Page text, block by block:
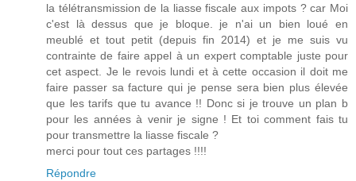
la télétransmission de la liasse fiscale aux impots ? car Moi
c'est là dessus que je bloque. je n'ai un bien loué en
meublé et tout petit (depuis fin 2014) et je me suis vu
contrainte de faire appel à un expert comptable juste pour
cet aspect. Je le revois lundi et à cette occasion il doit me
faire passer sa facture qui je pense sera bien plus élevée
que les tarifs que tu avance !! Donc si je trouve un plan b
pour les années à venir je signe ! Et toi comment fais tu
pour transmettre la liasse fiscale ?
merci pour tout ces partages !!!!
Répondre